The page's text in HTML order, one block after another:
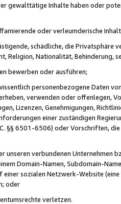
gewalttätige Inhalte haben oder
oder verleumderische
schädliche, die Privatsphäre
Religion, Nationalität, Behinderung,
bewerben oder ausführen;
personenbezogene Daten
verwenden oder offenlegen,
Lizenzen, Genehmigungen,
einer zuständigen
§§ 6501-6506) oder Vorschriften,
unseren verbundenen Unternehmen
Domain-Namen, Subdomain-
sozialen Netzwerk-Website
oder
verletzen.